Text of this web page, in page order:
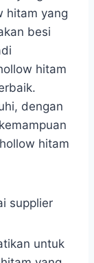
hitam yang
besi
hitam
dengan
hitam
supplier
untuk